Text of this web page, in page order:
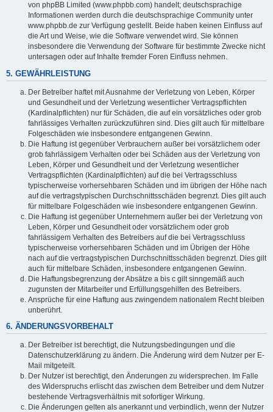
von phpBB Limited (www.phpbb.com) handelt; deutschsprachige
Informationen werden durch die deutschsprachige Community unter
www.phpbb.de zur Verfügung gestellt. Beide haben keinen Einfluss auf
die Art und Weise, wie die Software verwendet wird. Sie können
insbesondere die Verwendung der Software für bestimmte Zwecke nicht
untersagen oder auf Inhalte fremder Foren Einfluss nehmen.
5. GEWÄHRLEISTUNG
Der Betreiber haftet mit Ausnahme der Verletzung von Leben, Körper
und Gesundheit und der Verletzung wesentlicher Vertragspflichten
(Kardinalpflichten) nur für Schäden, die auf ein vorsätzliches oder grob
fahrlässiges Verhalten zurückzuführen sind. Dies gilt auch für mittelbare
Folgeschäden wie insbesondere entgangenen Gewinn.
Die Haftung ist gegenüber Verbrauchern außer bei vorsätzlichem oder
grob fahrlässigem Verhalten oder bei Schäden aus der Verletzung von
Leben, Körper und Gesundheit und der Verletzung wesentlicher
Vertragspflichten (Kardinalpflichten) auf die bei Vertragsschluss
typischerweise vorhersehbaren Schäden und im übrigen der Höhe nach
auf die vertragstypischen Durchschnittsschäden begrenzt. Dies gilt auch
für mittelbare Folgeschäden wie insbesondere entgangenen Gewinn.
Die Haftung ist gegenüber Unternehmern außer bei der Verletzung von
Leben, Körper und Gesundheit oder vorsätzlichem oder grob
fahrlässigem Verhalten des Betreibers auf die bei Vertragsschluss
typischerweise vorhersehbaren Schäden und im Übrigen der Höhe
nach auf die vertragstypischen Durchschnittsschäden begrenzt. Dies gilt
auch für mittelbare Schäden, insbesondere entgangenen Gewinn.
Die Haftungsbegrenzung der Absätze a bis c gilt sinngemäß auch
zugunsten der Mitarbeiter und Erfüllungsgehilfen des Betreibers.
Ansprüche für eine Haftung aus zwingendem nationalem Recht bleiben
unberührt.
6. ÄNDERUNGSVORBEHALT
Der Betreiber ist berechtigt, die Nutzungsbedingungen und die
Datenschutzerklärung zu ändern. Die Änderung wird dem Nutzer per E-
Mail mitgeteilt.
Der Nutzer ist berechtigt, den Änderungen zu widersprechen. Im Falle
des Widerspruchs erlischt das zwischen dem Betreiber und dem Nutzer
bestehende Vertragsverhältnis mit sofortiger Wirkung.
Die Änderungen gelten als anerkannt und verbindlich, wenn der Nutzer